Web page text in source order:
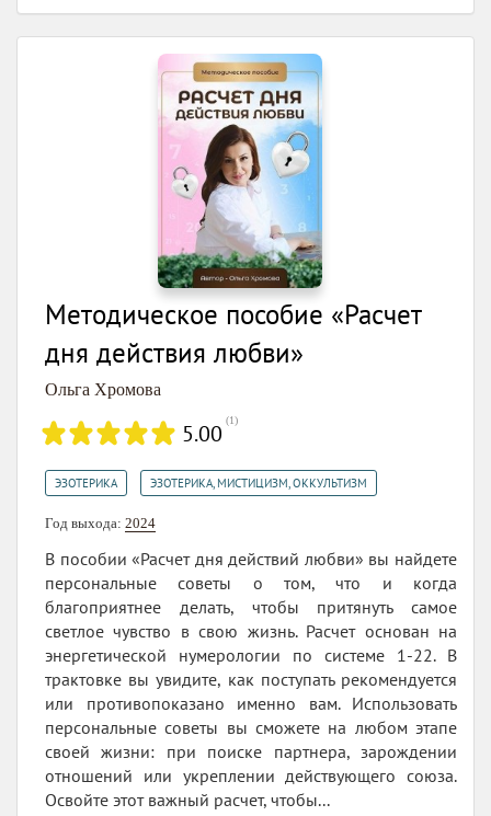
Методическое пособие «Расчет
дня действия любви»
Ольга Хромова
5.00 (1)
ЭЗОТЕРИКА ЭЗОТЕРИКА, МИСТИЦИЗМ, ОККУЛЬТИЗМ
Год выхода: 2024
В пособии «Расчет дня действий любви» вы найдете
персональные советы о том, что и когда
благоприятнее делать, чтобы притянуть самое
светлое чувство в свою жизнь. Расчет основан на
энергетической нумерологии по системе 1-22. В
трактовке вы увидите, как поступать рекомендуется
или противопоказано именно вам. Использовать
персональные советы вы сможете на любом этапе
своей жизни: при поиске партнера, зарождении
отношений или укреплении действующего союза.
Освойте этот важный расчет, чтобы...